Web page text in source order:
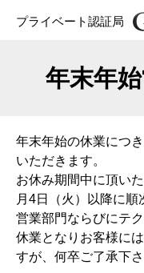
プライベート認証局
年末年
年末年始の休業につ
いただきます。
お休み期間中に頂い
月4日（火）以降に順
営業部門ならびにテ
休業となりお客様に
すが、何卒ご了承下